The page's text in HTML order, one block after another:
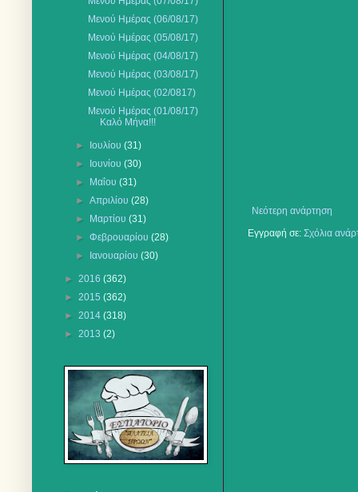
Νεότερη ανάρτηση
Εγγραφή σε: Σχόλια
Μενού Ημέρας (06/08/17)
Μενού Ημέρας (05/08/17)
Μενού Ημέρας (04/08/17)
Μενού Ημέρας (03/08/17)
Μενού Ημέρας (02/0817)
Μενού Ημέρας (01/08/17)
Καλό Μήνα!!!
► Ιουλίου(31)
►
Ιουνίου(30)
►
Μαΐου(31)
►Απριλίου(28)
►
Μαρτίου(31)
►Φεβρουαρίου(28)
►
Ιανουαρίου(30)
► 2016 (362)
► 2015 (362)
► 2014 (318)
► 2013 (2)